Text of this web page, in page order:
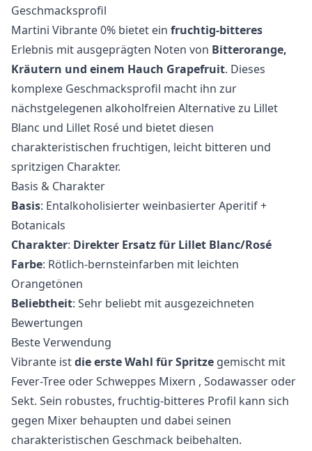
Geschmacksprofil
Martini Vibrante 0% bietet ein fruchtig-bitteres
Erlebnis mit ausgeprägten Noten von Bitterorange,
Kräutern und einem Hauch Grapefruit. Dieses
komplexe Geschmacksprofil macht ihn zur
nächstgelegenen alkoholfreien Alternative zu Lillet
Blanc und Lillet Rosé und bietet diesen
charakteristischen fruchtigen, leicht bitteren und
spritzigen Charakter.
Basis & Charakter
Basis: Entalkoholisierter weinbasierter Aperitif +
Botanicals
Charakter: Direkter Ersatz für Lillet Blanc/Rosé
Farbe: Rötlich-bernsteinfarben mit leichten
Orangetönen
Beliebtheit: Sehr beliebt mit ausgezeichneten
Bewertungen
Beste Verwendung
Vibrante istdie erste Wahl für Spritze gemischt mit
Fever-Tree oderSchweppes Mixern , Sodawasser oder
Sekt. Sein robustes, fruchtig-bitteres Profil kann sich
gegen Mixer behaupten und dabei seinen
charakteristischen Geschmack beibehalten.